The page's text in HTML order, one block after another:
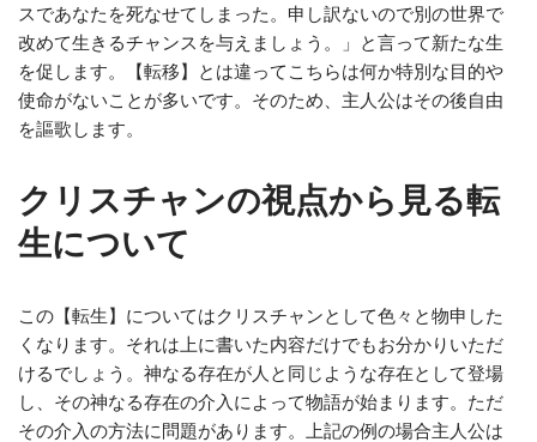
スであなたを死なせてしまった。申し訳ないので別の世界で
改めて生きるチャンスを与えましょう。」と言って新たな生
を促します。【転移】とは違ってこちらは何か特別な目的や
使命がないことが多いです。そのため、主人公はその後自由
を謳歌します。
クリスチャンの視点から見る転
生について
この【転生】についてはクリスチャンとして色々と物申した
くなります。それは上に書いた内容だけでもお分かりいただ
けるでしょう。神なる存在が人と同じような存在として登場
し、その神なる存在の介入によって物語が始まります。ただ
その介入の方法に問題があります。上記の例の場合主人公は